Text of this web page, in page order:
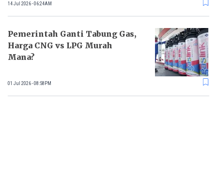
14 Jul 2026 - 06:24AM
Pemerintah Ganti Tabung Gas,
Harga CNG vs LPG Murah
Mana?
01 Jul 2026 - 08:58PM